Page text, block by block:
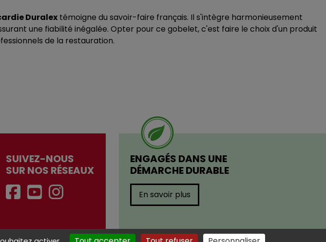
Duralex témoigne du savoir-faire français. Il s'intègre harmonieusement
une fiabilité inégalée. Opter pour ce gobelet, c'est faire le choix d'un produit
de la restauration.
ENGAGÉS DANS UNE
DÉMARCHE DURABLE
En savoir plus
SUIVEZ-NOUS
SUR NOS RÉSEAUX